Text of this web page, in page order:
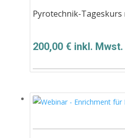
Pyrotechnik-
200,00 € inkl. Mwst.